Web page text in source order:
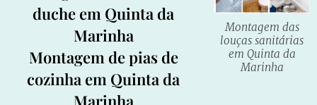
Montagem das
louças sanitárias
em Quinta da
Marinha
duche em Quinta da
Marinha
Montagem de pias de
cozinha em Quinta da
Marinha